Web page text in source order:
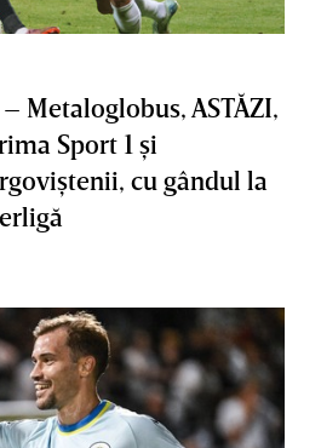
Metaloglobus, ASTĂZI,
Sport 1 şi
cu gândul la